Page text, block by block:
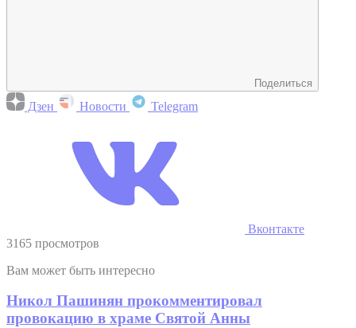
Поделиться
Дзен Новости Telegram
Вконтакте
3165 просмотров
Вам может быть интересно
Никол Пашинян прокомментировал
провокацию в храме Святой Анны